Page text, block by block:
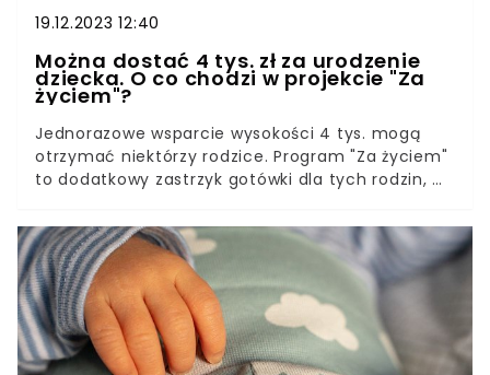
19.12.2023 12:40
Można dostać 4 tys. zł za urodzenie
dziecka. O co chodzi w projekcie "Za
życiem"?
Jednorazowe wsparcie wysokości 4 tys. mogą
otrzymać niektórzy rodzice. Program "Za życiem"
to dodatkowy zastrzyk gotówki dla tych rodzin, w
czasie ciąży lub porodu.Warto pamiętać, że tym
programem zostaną objęte rodziny w różnej
sytuacji, nie ma progu dochodowego. Pieniądze
mają stanowić wsparcie na leczenie i
rehabilitację dziecka, ale można je przeznaczyć
także na pomoc psychologiczną. Żeby jednak
złożyć wniosek, trzeba spełnić kilka warunków.